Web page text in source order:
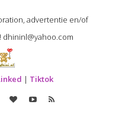
advertentie en/of
dhininl@yahoo.com
| Tiktok